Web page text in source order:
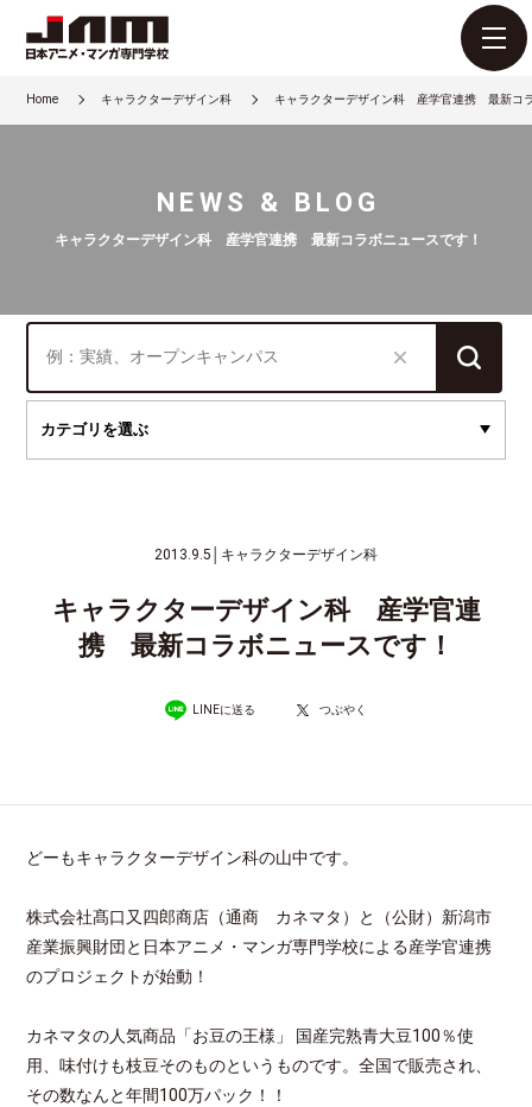
Home キャラクターデザイン科 キャラクターデザイン科 産学官連携 最新コ
NEWS & BLOG
キャラクターデザイン科 産学官連携 最新コラボニュースです！
2013.9.5 キャラクターデザイン科
キャラクターデザイン科 産学官連
携 最新コラボニュースです！
LINEに送る つぶやく
どーもキャラクターデザイン科の山中です。
株式会社髙口又四郎商店（通商 カネマタ）と（公財）新潟市
産業振興財団と日本アニメ・マンガ専門学校による産学官連携
のプロジェクトが始動！
カネマタの人気商品「お豆の王様」 国産完熟青大豆100％使
用、味付けも枝豆そのものというものです。全国で販売され、
その数なんと年間100万パック！！